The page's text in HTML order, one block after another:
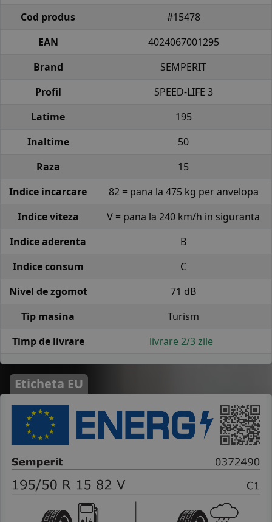
Cod produs
#15478
EAN
4024067001295
Brand
SEMPERIT
Profil
SPEED-LIFE 3
Latime
195
Inaltime
50
Raza
15
Indice incarcare
82 = pana la 475 kg per anvelopa
Indice viteza
V = pana la 240 km/h in siguranta
Indice aderenta
B
Indice consum
C
Nivel de zgomot
71 dB
Tip masina
Turism
Timp de livrare
livrare 2/3 zile
Eticheta EU